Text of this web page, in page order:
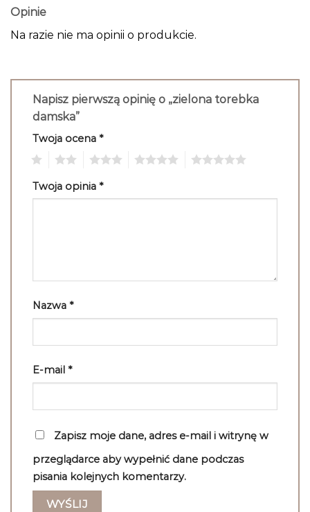
Opinie
Na razie nie ma opinii o produkcie.
Napisz pierwszą opinię o „zielona torebka
damska”
Twoja ocena *
Twoja opinia *
Nazwa *
E-mail *
Zapisz moje dane, adres e-mail i witrynę w
przeglądarce aby wypełnić dane podczas
pisania kolejnych komentarzy.